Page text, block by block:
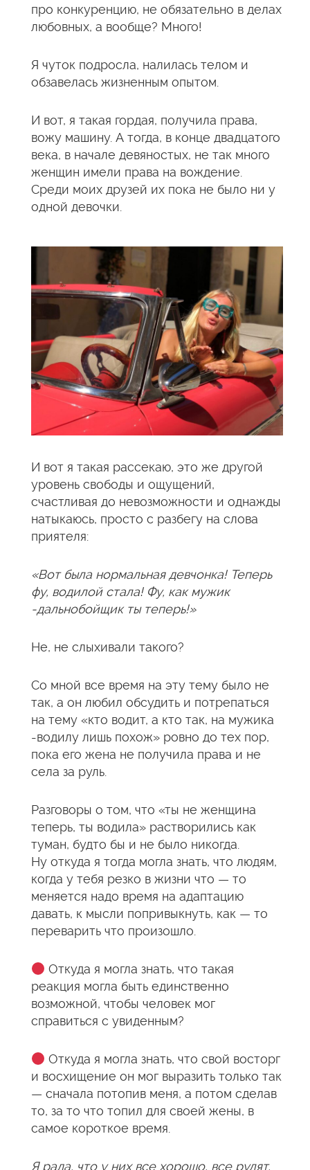
про конкуренцию, не обязательно в делах
любовных, а вообще? Много!
Я чуток подросла, налилась телом и
обзавелась жизненным опытом.
И вот, я такая гордая, получила права,
вожу машину. А тогда, в конце двадцатого
века, в начале девяностых, не так много
женщин имели права на вождение.
Среди моих друзей их пока не было ни у
одной девочки.
И вот я такая рассекаю, это же другой
уровень свободы и ощущений,
счастливая до невозможности и однажды
натыкаюсь, просто с разбегу на слова
приятеля:
«Вот была нормальная девчонка! Теперь
фу, водилой стала! Фу, как мужик
-дальнобойщик ты теперь!»
Не, не слыхивали такого?
Со мной все время на эту тему было не
так, а он любил обсудить и потрепаться
на тему «кто водит, а кто так, на мужика
-водилу лишь похож» ровно до тех пор,
пока его жена не получила права и не
села за руль.
Разговоры о том, что «ты не женщина
теперь, ты водила» растворились как
туман, будто бы и не было никогда.
Ну откуда я тогда могла знать, что людям,
когда у тебя резко в жизни что — то
меняется надо время на адаптацию
давать, к мысли попривыкнуть, как — то
переварить что произошло.
Откуда я могла знать, что такая
реакция могла быть единственно
возможной, чтобы человек мог
справиться с увиденным?
Откуда я могла знать, что свой восторг
и восхищение он мог выразить только так
— сначала потопив меня, а потом сделав
то, за то что топил для своей жены, в
самое короткое время.
Я рада, что у них все хорошо, все рулят,